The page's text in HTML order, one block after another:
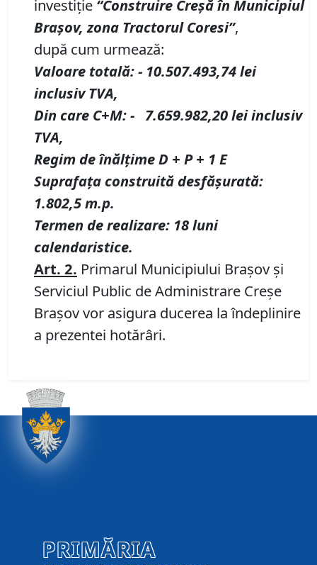
investiție “Construire CreșăînMunicipiul
Brașov, zona Tractorul Coresi”,
după cum urmează:
Valoare totală:- 10.507.493,74 lei
inclusiv TVA,
Din care C+M:- 7.659.982,20 lei inclusiv
TVA,
Regim deînălțime D + P + 1 E
Suprafața construită desfășurată:
1.802,5 m.p.
Termen de realizare: 18 luni
calendaristice.
Art. 2. Primarul Municipiului Brașov și
Serviciul Public de Administrare Creșe
Brașov vor asigura ducerea la îndeplinire
a prezentei hotărâri.
PRIMĂRIA